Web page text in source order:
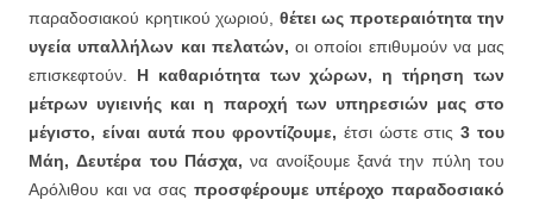
παραδοσιακού κρητικού χωριού, θέτει ως προτεραιότητα την
υγεία υπαλλήλων και πελατών, οι οποίοι επιθυμούν να μας
επισκεφτούν. Η καθαριότητα των χώρων, η τήρηση των
μέτρων υγιεινής και η παροχή των υπηρεσιών μας στο
μέγιστο, είναι αυτά που φροντίζουμε, έτσι ώστε στις3 του
Μάη, Δευτέρα του Πάσχα, να ανοίξουμε ξανά την πύλη του
Αρόλιθου και να σας προσφέρουμε υπέροχο παραδοσιακό